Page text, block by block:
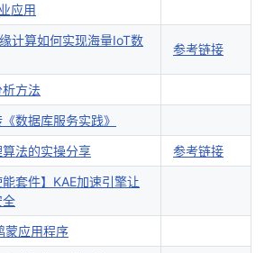
应用
计算如何实现海量IoT数
参考链接
方法
数据库服务实践》
法的实操分享 参考链接
能套件】KAE加速引擎让
全
蒙应用程序